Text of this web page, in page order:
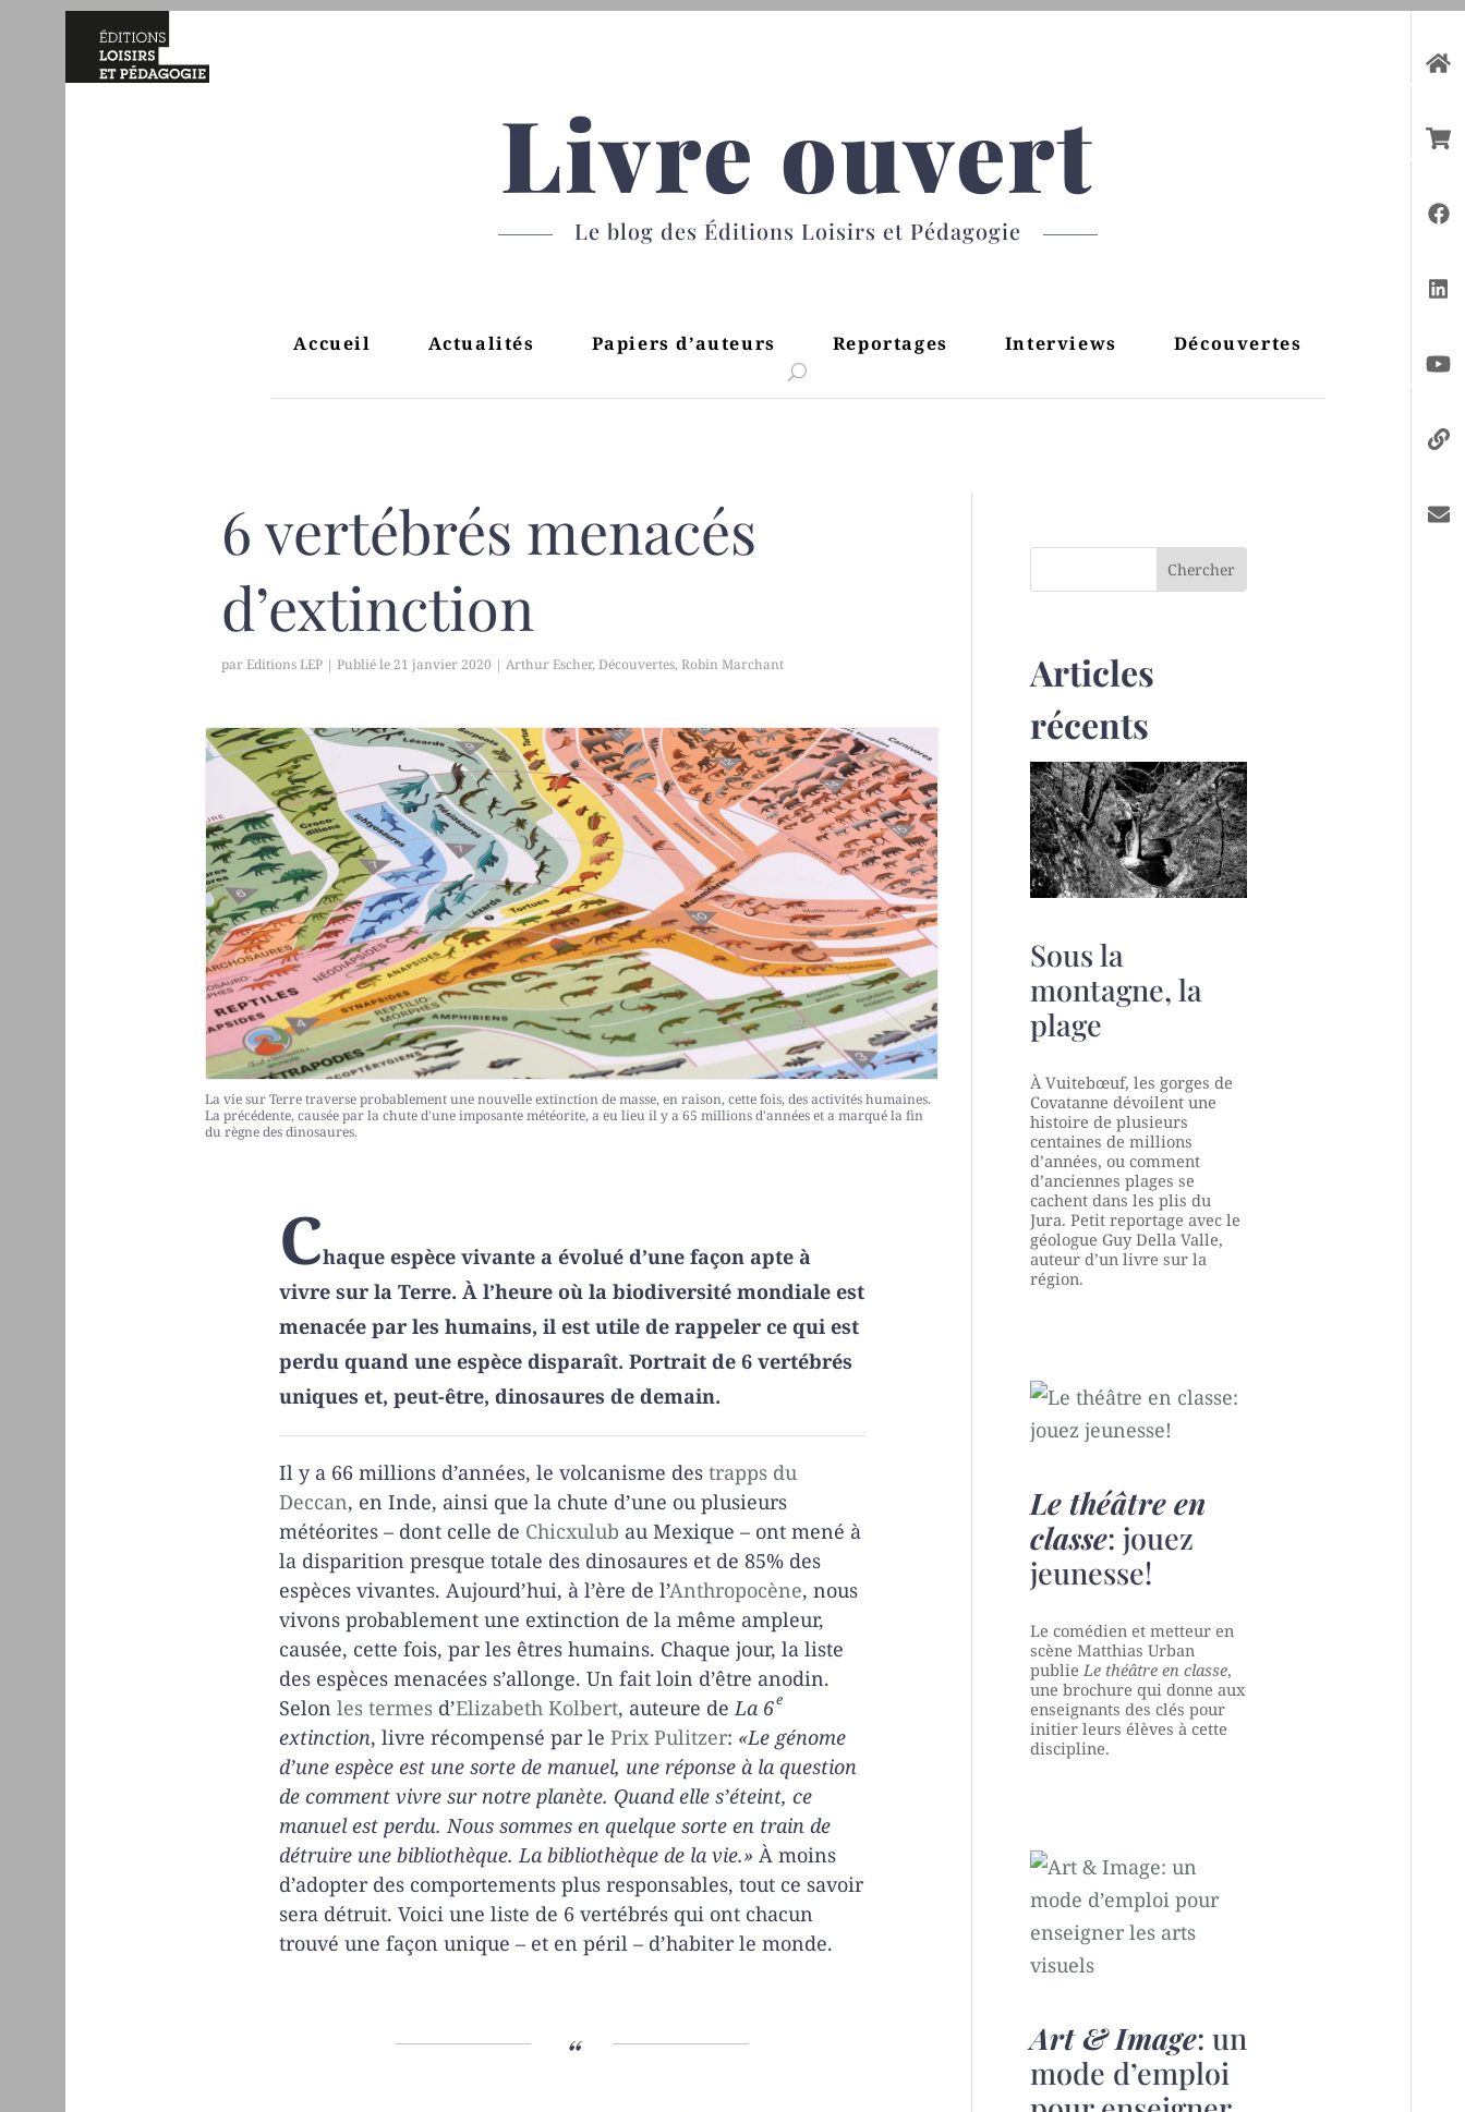
Livre ouvert
Le blog des Éditions Loisirs et Pédagogie
Accueil Actualités Papiers d’auteurs Reportages Interviews Découvertes
6 vertébrés menacés
d’extinction
parEditions LEP | 21 janvier 2020 |Arthur Escher,Découvertes,Robin Marchant
La vie sur Terre traverse probablement une nouvelle extinction de masse, en raison, cette fois, des activités humaines.
La précédente, causée par la chute d'une imposante météorite, a eu lieu il y a 65 millions d'années et a marqué la fin
du règne des dinosaures.
Chaque espèce vivante a évolué d’une façon apte à
vivre sur la Terre. À l’heure où la biodiversité mondiale est
menacée par les humains, il est utile de rappeler ce qui est
perdu quand une espèce disparaît. Portrait de 6 vertébrés
uniques et, peut-être, dinosaures de demain.
Il y a 66 millions d’années, le volcanisme des trapps du
Deccan, en Inde, ainsi que la chute d’une ou plusieurs
météorites – dont celle de Chicxulub au Mexique – ont mené à
la disparition presque totale des dinosaures et de 85% des
espèces vivantes. Aujourd’hui, à l’ère de l’Anthropocène, nous
vivons probablement une extinction de la même ampleur,
causée, cette fois, par les êtres humains. Chaque jour, la liste
des espèces menacées s’allonge. Un fait loin d’être anodin.
Selon les termesd’Elizabeth Kolbert, auteure deLa 6e
extinction, livre récompensé par le Prix Pulitzer: «Le génome
d’une espèce est une sorte de manuel, une réponse à la question
de comment vivre sur notre planète. Quand elle s’éteint, ce
manuel est perdu. Nous sommes en quelque sorte en train de
détruire une bibliothèque. La bibliothèque de la vie.» À moins
d’adopter des comportements plus responsables, tout ce savoir
sera détruit. Voici une liste de 6 vertébrés qui ont chacun
trouvé une façon unique – et en péril – d’habiter le monde.
Articles
récents
Sous la
montagne, la
plage
À Vuitebœuf, les gorges de
Covatanne dévoilent une
histoire de plusieurs
centaines de millions
d’années, ou comment
d’anciennes plages se
cachent dans les plis du
Jura. Petit reportage avec le
géologue Guy Della Valle,
auteur d’un livre sur la
région.
Le théâtre en
classe: jouez
jeunesse!
Le comédien et metteur en
scène Matthias Urban
publie Le théâtre en classe,
une brochure qui donne aux
enseignants des clés pour
initier leurs élèves à cette
discipline.
Art & Image: un
mode d’emploi